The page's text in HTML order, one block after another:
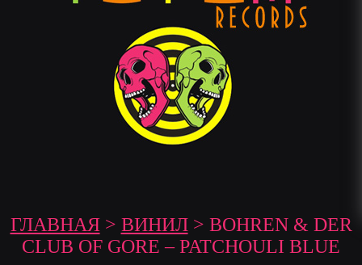
ГЛАВНАЯ> ВИНИЛ> BOHREN & DER
CLUB OF GORE – PATCHOULI BLUE